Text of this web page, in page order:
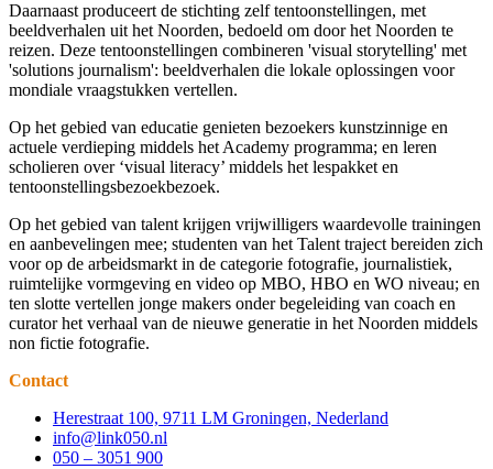
Daarnaast produceert de stichting zelf tentoonstellingen, met
beeldverhalen uit het Noorden, bedoeld om door het Noorden te
reizen. Deze tentoonstellingen combineren 'visual storytelling' met
'solutions journalism': beeldverhalen die lokale oplossingen voor
mondiale vraagstukken vertellen.
Op het gebied van educatie genieten bezoekers kunstzinnige en
actuele verdieping middels het Academy programma; en leren
scholieren over ‘visual literacy’ middels het lespakket en
tentoonstellingsbezoekbezoek.
Op het gebied van talent krijgen vrijwilligers waardevolle trainingen
en aanbevelingen mee; studenten van het Talent traject bereiden zich
voor op de arbeidsmarkt in de categorie fotografie, journalistiek,
ruimtelijke vormgeving en video op MBO, HBO en WO niveau; en
ten slotte vertellen jonge makers onder begeleiding van coach en
curator het verhaal van de nieuwe generatie in het Noorden middels
non fictie fotografie.
Contact
Herestraat 100, 9711 LM Groningen, Nederland
info@link050.nl
050 – 3051 900